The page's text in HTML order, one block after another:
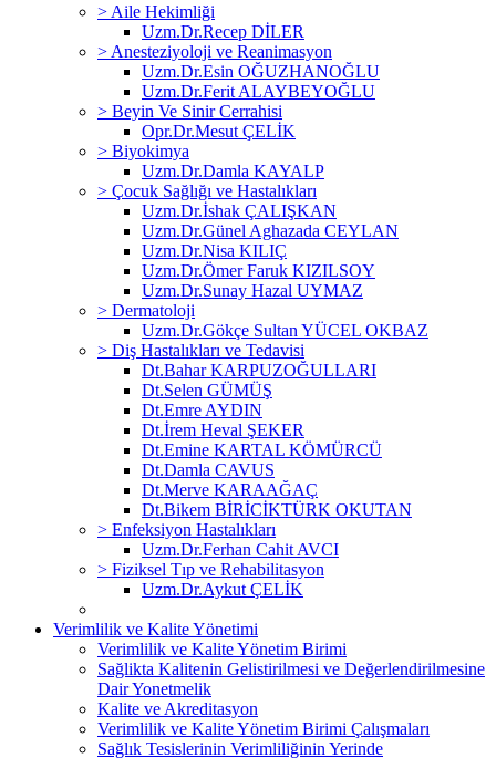
> Aile Hekimliği
Uzm.Dr.Recep DİLER
> Anesteziyoloji ve Reanimasyon
Uzm.Dr.Esin OĞUZHANOĞLU
Uzm.Dr.Ferit ALAYBEYOĞLU
> Beyin Ve Sinir Cerrahisi
Opr.Dr.Mesut ÇELİK
> Biyokimya
Uzm.Dr.Damla KAYALP
> Çocuk Sağlığı ve Hastalıkları
Uzm.Dr.İshak ÇALIŞKAN
Uzm.Dr.Günel Aghazada CEYLAN
Uzm.Dr.Nisa KILIÇ
Uzm.Dr.Ömer Faruk KIZILSOY
Uzm.Dr.Sunay Hazal UYMAZ
> Dermatoloji
Uzm.Dr.Gökçe Sultan YÜCEL OKBAZ
> Diş Hastalıkları ve Tedavisi
Dt.Bahar KARPUZOĞULLARI
Dt.Selen GÜMÜŞ
Dt.Emre AYDIN
Dt.İrem Heval ŞEKER
Dt.Emine KARTAL KÖMÜRCÜ
Dt.Damla CAVUS
Dt.Merve KARAAĞAÇ
Dt.Bikem BİRİCİKTÜRK OKUTAN
> Enfeksiyon Hastalıkları
Uzm.Dr.Ferhan Cahit AVCI
> Fiziksel Tıp ve Rehabilitasyon
Uzm.Dr.Aykut ÇELİK
Verimlilik ve Kalite Yönetimi
Verimlilik ve Kalite Yönetim Birimi
Sağlikta Kalitenin Gelistirilmesi ve Değerlendirilmesine
Dair Yonetmelik
Kalite ve Akreditasyon
Verimlilik ve Kalite Yönetim Birimi Çalışmaları
Sağlık Tesislerinin Verimliliğinin Yerinde